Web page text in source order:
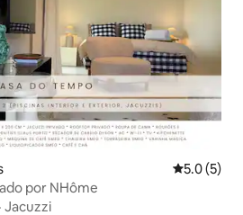
5.0 (5)
por NHôme
· Jacuzzi